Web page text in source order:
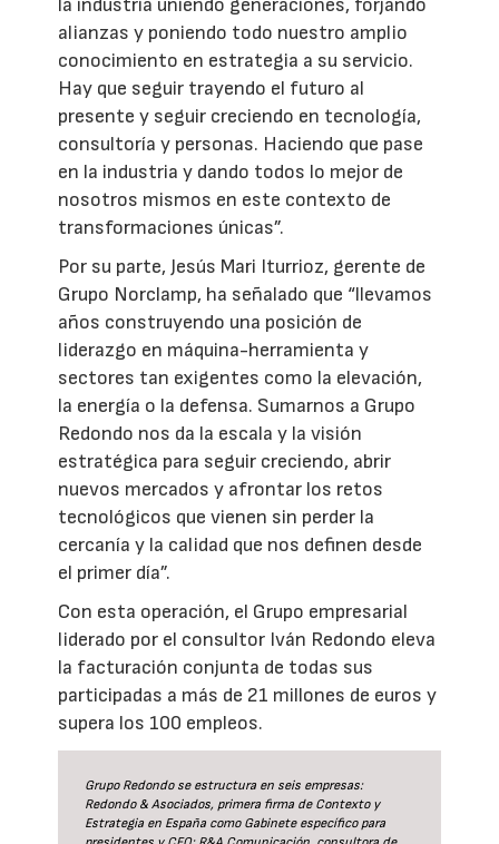
la industria uniendo generaciones, forjando
alianzas y poniendo todo nuestro amplio
conocimiento en estrategia a su servicio.
Hay que seguir trayendo el futuro al
presente y seguir creciendo en tecnología,
consultoría y personas. Haciendo que pase
en la industria y dando todos lo mejor de
nosotros mismos en este contexto de
transformaciones únicas”.
Por su parte, Jesús Mari Iturrioz, gerente de
Grupo Norclamp, ha señalado que “llevamos
años construyendo una posición de
liderazgo en máquina-herramienta y
sectores tan exigentes como la elevación,
la energía o la defensa. Sumarnos a Grupo
Redondo nos da la escala y la visión
estratégica para seguir creciendo, abrir
nuevos mercados y afrontar los retos
tecnológicos que vienen sin perder la
cercanía y la calidad que nos definen desde
el primer día”.
Con esta operación, el Grupo empresarial
liderado por el consultor Iván Redondo eleva
la facturación conjunta de todas sus
participadas a más de 21 millones de euros y
supera los 100 empleos.
Grupo Redondo se estructura en seis empresas:
Redondo & Asociados, primera firma de Contexto y
Estrategia en España como Gabinete específico para